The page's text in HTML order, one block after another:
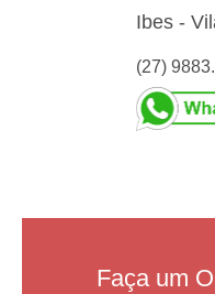
Ibes -
(27)
Faça um